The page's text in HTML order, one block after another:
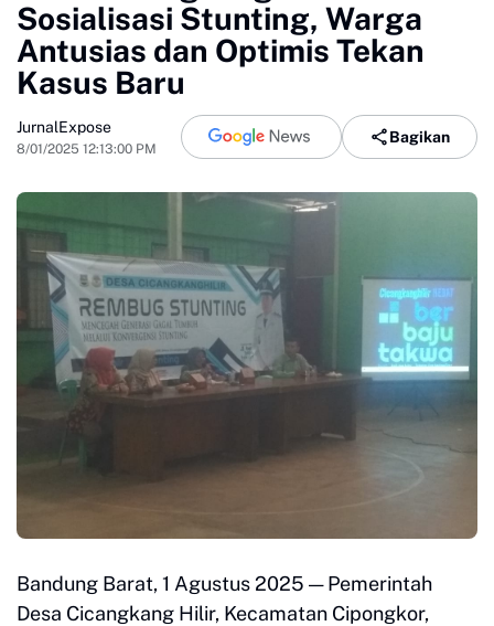
Sosialisasi Stunting, Warga
Antusias dan Optimis Tekan
Kasus Baru
JurnalExpose
8/01/2025 12:13:00 PM
Bagikan
Bandung Barat, 1 Agustus 2025 — Pemerintah
Desa Cicangkang Hilir, Kecamatan Cipongkor,